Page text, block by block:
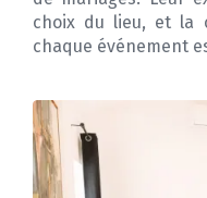
choix du lieu, et la
chaque événement